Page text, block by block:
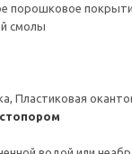
порошковое
смолы
Пластиковая